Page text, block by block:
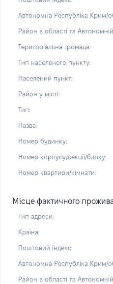
Автономна Республіка Крим/
Район в області та
Територіальна громада:
Тип населеного пункту:
Населений пункт:
Район у місті:
Тип:
Назва:
Номер будинку:
Номер корпусу/секції/блоку:
Номер квартири/кімнати:
Місце фактичного
Тип адреси:
Країна:
Поштовий індекс:
Автономна Республіка Крим/
Район в області та